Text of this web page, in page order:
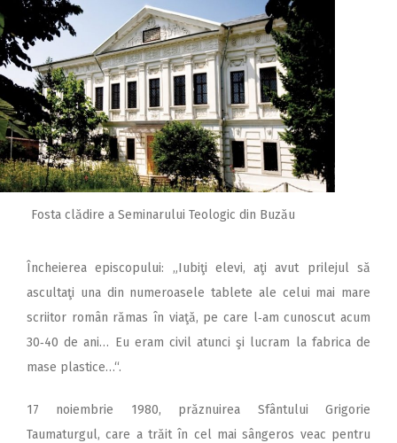
Fosta clădire a Seminarului Teologic din Buzău
Încheierea episcopului: „Iubiţi elevi, aţi avut prilejul să
ascultaţi una din numeroasele tablete ale celui mai mare
scriitor român rămas în viaţă, pe care l‑am cunoscut acum
30‑40 de ani… Eu eram civil atunci şi lucram la fabrica de
mase plastice…“.
17 noiembrie 1980, prăznuirea Sfântului Grigorie
Taumaturgul, care a trăit în cel mai sângeros veac pentru